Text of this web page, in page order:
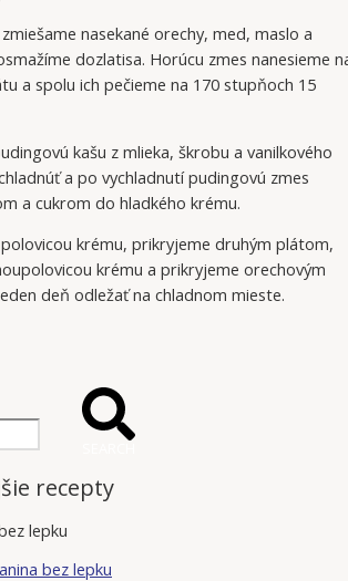
nasekané orechy, med, maslo a
dozlatisa. Horúcu zmes nanesieme
a spolu ich pečieme na 170 stupňoch 15
kašu z mlieka, škrobu a vanilkového
a po vychladnutí pudingovú zmes
a cukrom do hladkého krému.
krému, prikryjeme druhým plátom,
krému a prikryjeme orechovým
deň odležať na chladnom mieste.
recepty
bez lepku